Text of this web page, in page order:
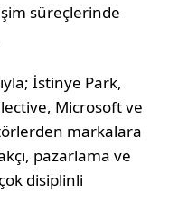
süreçlerinde
İstinye Park,
Microsoft ve
markalara
pazarlama ve
disiplinli